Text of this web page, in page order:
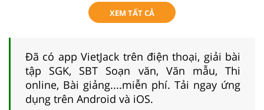
XEM TẤT CẢ
Đã có app VietJack trên điện thoại, giải bài
tập SGK, SBT Soạn văn, Văn mẫu, Thi
online, Bài giảng....miễn phí. Tải ngay ứng
dụng trên Android và iOS.